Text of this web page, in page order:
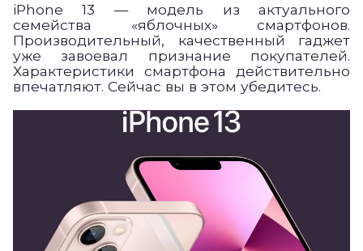
iPhone 13 — модель из актуального
семейства «яблочных» смартфонов.
Производительный, качественный гаджет
уже завоевал признание покупателей.
Характеристики смартфона действительно
впечатляют. Сейчас вы в этом убедитесь.